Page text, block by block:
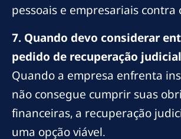
pessoais e empresariais contra
7. Quando devo considerar
pedido de recuperação
Quando a empresa enfrenta
não consegue cumprir suas
financeiras, a recuperação
uma opção viável.